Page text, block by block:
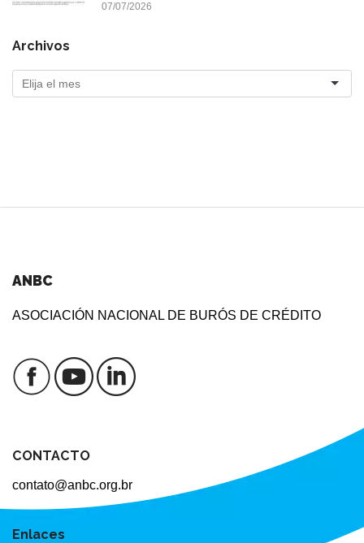
07/07/2026
Archivos
ANBC
ASOCIACIÓN NACIONAL DE BURÓS DE CRÉDITO
CONTACTO
contato@anbc.org.br
Enlaces